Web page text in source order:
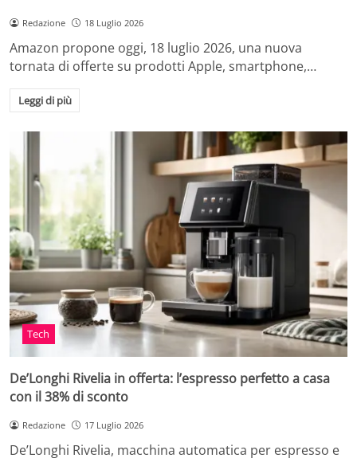
Redazione 18 Luglio 2026
Amazon propone oggi, 18 luglio 2026, una nuova
tornata di offerte su prodotti Apple, smartphone,…
Leggi di più
Tech
De’Longhi Rivelia in offerta: l’espresso perfetto a casa
con il 38% di sconto
Redazione 17 Luglio 2026
De’Longhi Rivelia, macchina automatica per espresso e